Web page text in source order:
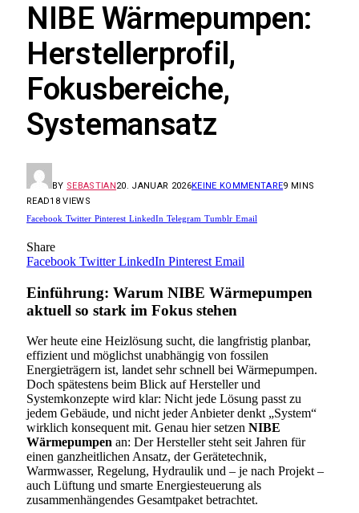
NIBE Wärmepumpen:
Herstellerprofil,
Fokusbereiche,
Systemansatz
BY SEBASTIAN20. JANUAR 2026KEINE KOMMENTARE9 MINS
READ18VIEWS
Facebook Twitter Pinterest LinkedIn Telegram Tumblr Email
Share
Facebook Twitter LinkedIn Pinterest Email
Einführung: Warum NIBE Wärmepumpen
aktuell so stark im Fokus stehen
Wer heute eine Heizlösung sucht, die langfristig planbar,
effizient und möglichst unabhängig von fossilen
Energieträgern ist, landet sehr schnell bei Wärmepumpen.
Doch spätestens beim Blick auf Hersteller und
Systemkonzepte wird klar: Nicht jede Lösung passt zu
jedem Gebäude, und nicht jeder Anbieter denkt „System“
wirklich konsequent mit. Genau hier setzen NIBE
Wärmepumpen an: Der Hersteller steht seit Jahren für
einen ganzheitlichen Ansatz, der Gerätetechnik,
Warmwasser, Regelung, Hydraulik und – je nach Projekt –
auch Lüftung und smarte Energiesteuerung als
zusammenhängendes Gesamtpaket betrachtet.